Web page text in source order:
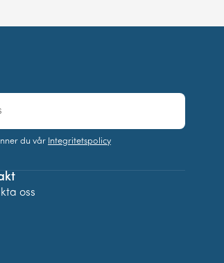
du vår Integritetspolicy
oss